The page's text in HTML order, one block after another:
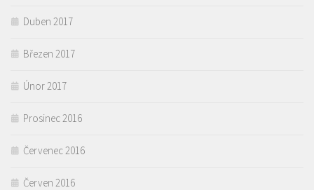
Duben 2017
Březen 2017
Únor 2017
Prosinec 2016
Červenec 2016
Červen 2016